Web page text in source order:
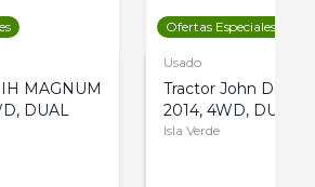
MAGNUM
DUAL
Ofertas Especiales
Usado
Tractor John Deere
2014, 4WD, DUAL
Isla Verde